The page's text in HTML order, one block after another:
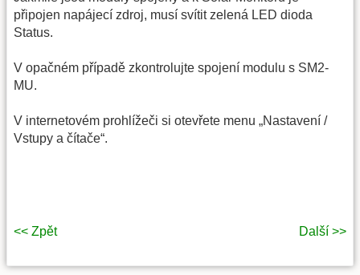
připojen napájecí zdroj, musí svítit zelená LED dioda
Status.
V opačném případě zkontrolujte spojení modulu s SM2-
MU.
V internetovém prohlížeči si otevřete menu „Nastavení /
Vstupy a čítače“.
Další >>
<< Zpět